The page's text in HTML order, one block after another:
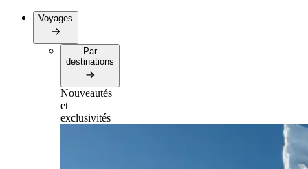
Voyages
Par
destinations
Nouveautés
et
exclusivités